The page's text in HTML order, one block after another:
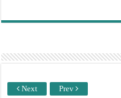
Next Prev